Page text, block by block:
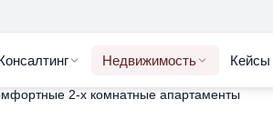
Недвижимость Кейсы
2-х комнатные апартаменты